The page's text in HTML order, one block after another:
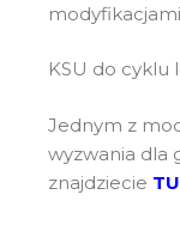
KSU do cyklu
Jednym z
wyzwania dla
znajdziecie TU